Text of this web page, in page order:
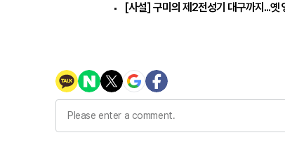
[사설] 구미의 제2전성기 대구까지...옛